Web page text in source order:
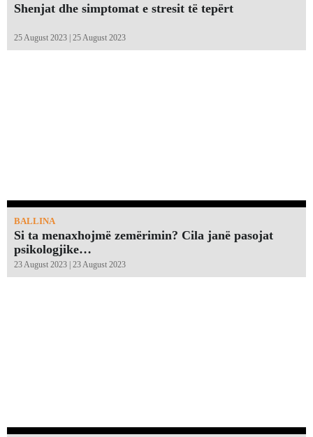
Shenjat dhe simptomat e stresit të tepërt
25 August 2023 | 25 August 2023
BALLINA
Si ta menaxhojmë zemërimin? Cila janë pasojat
psikologjike…
23 August 2023 | 23 August 2023